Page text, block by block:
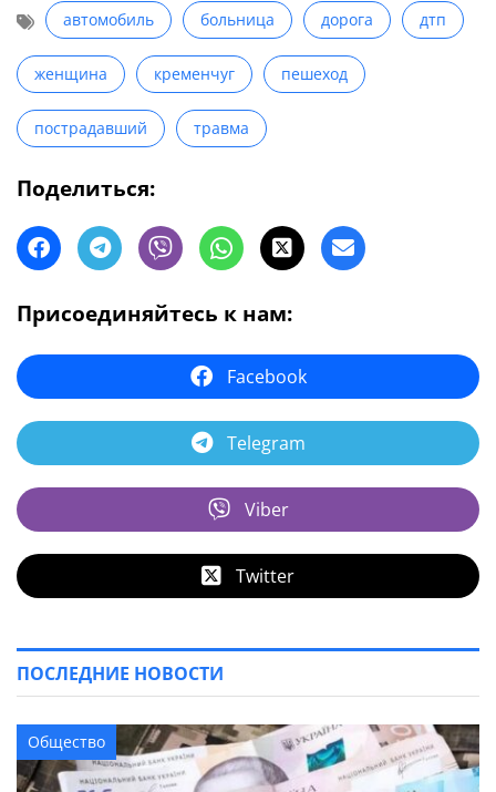
автомобиль больница дорога дтп
женщина кременчуг пешеход
пострадавший травма
Поделиться:
Присоединяйтесь к нам:
Facebook
Telegram
Viber
Twitter
ПОСЛЕДНИЕ НОВОСТИ
Общество